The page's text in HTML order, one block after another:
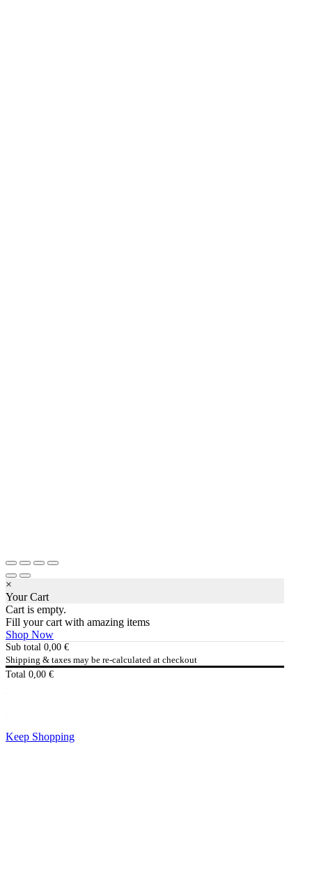
×
Your Cart
Cart is empty.
Fill your cart with amazing items
Shop Now
Sub total 0,00 €
Shipping & taxes may be re-calculated at checkout
Total 0,00 €
Keep Shopping